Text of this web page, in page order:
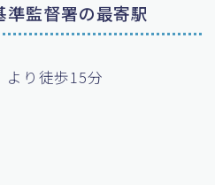
監督署の最寄駅
より徒歩15分